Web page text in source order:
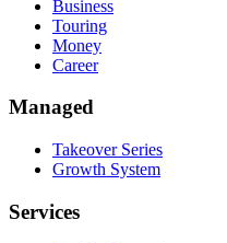
Business
Touring
Money
Career
Managed
Takeover Series
Growth System
Services